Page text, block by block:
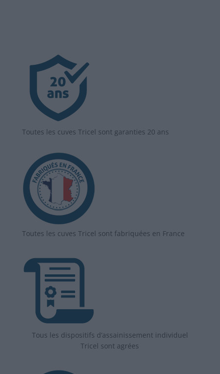
Toutes les cuves Tricel sont garanties 20 ans
Toutes les cuves Tricel sont fabriquées en France
Tous les dispositifs d’assainissement individuel
Tricel sont agrées